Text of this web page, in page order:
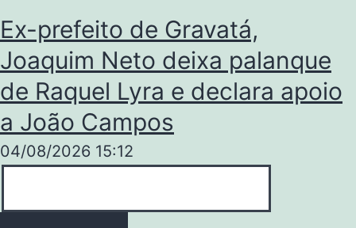
Ex-prefeito de Gravatá,
Joaquim Neto deixa palanque
de Raquel Lyra e declara apoio
a João Campos
04/08/2026 15:12